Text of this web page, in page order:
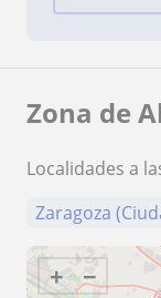
Zona de
Localidades a
Zaragoza
+ −